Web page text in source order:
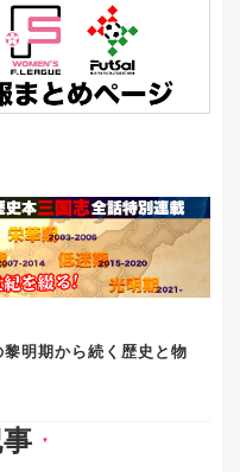
黎明期から続く歴史と物
▼